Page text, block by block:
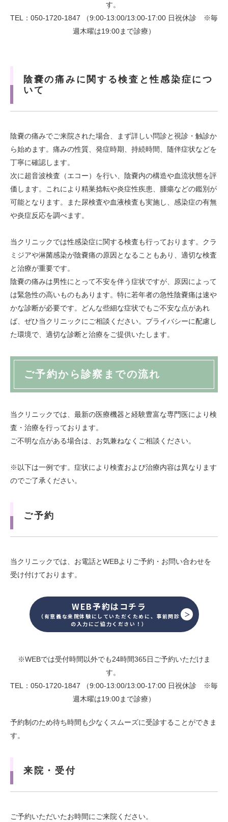
す。
TEL：050-1720-1847 （9:00-13:00/13:00-17:00 日祝休診 ※毎
週木曜は19:00まで診療）
陰嚢の痛みに関する検査と性感染症につ
いて
陰嚢の痛みでご来院された場合、まず詳しい問診と視診・触診か
ら始めます。痛みの性質、発症時期、持続時間、随伴症状などを
丁寧に確認します。
次に超音波検査（エコー）を行い、陰嚢内の構造や血流状態を評
価します。これにより精巣捻転や炎症性疾患、腫瘍などの鑑別が
可能となります。また尿検査や血液検査も実施し、感染症の有無
や炎症反応を調べます。
当クリニックでは性感染症に関する検査も行っております。クラ
ミジアや淋菌感染が陰嚢痛の原因となることもあり、適切な検査
と治療が重要です。
陰嚢の痛みは男性にとって不安を伴う症状ですが、原因によって
は緊急性の高いものもあります。特に若年者の急性陰嚢痛は速や
かな診断が必要です。どんな些細な症状でもご不安な点があれ
ば、ぜひ当クリニックにご相談ください。プライバシーに配慮し
た環境で、適切な診断と治療をご提供いたします。
ご予約から診察までの流れ
当クリニックでは、最新の医療機器と経験豊富な専門医により検
査・治療を行っております。
ご不明な点がある場合は、お気兼ねなくご相談ください。
※以下は一例です。症状により検査および治療内容は異なります
のでご了承ください。
ご予約
当クリニックでは、お電話とWEBよりご予約・お問い合わせを
受け付けております。
WEB予約はコチラ
（有意義な来院体験にしていただくために、事前問診
の入力にご協力ください！）
※WEBでは受付時間以外でも24時間365日ご予約いただけま
す。
TEL：050-1720-1847 （9:00-13:00/13:00-17:00 日祝休診 ※毎
週木曜は19:00まで診療）
予約制のため待ち時間も少なくスムーズに受診することができま
す。
来院・受付
ご予約いただいたお時間にご来院ください。